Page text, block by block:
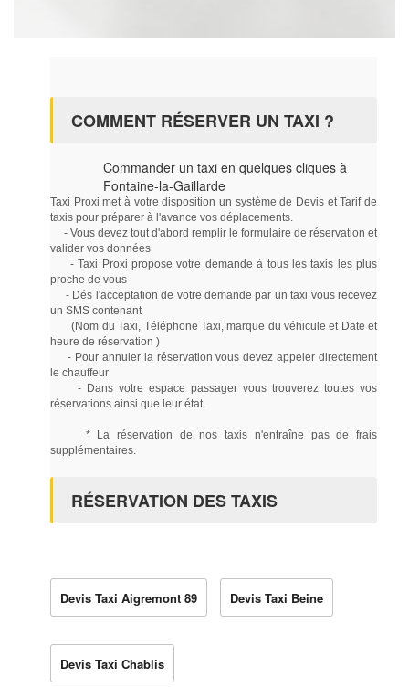
COMMENT RÉSERVER UN TAXI ?
Commander un taxi en quelques cliques à
Fontaine-la-Gaillarde
Taxi Proxi met à votre disposition un système de Devis et Tarif de
taxis pour préparer à l'avance vos déplacements.
- Vous devez tout d'abord remplir le formulaire de réservation et
valider vos données
- Taxi Proxi propose votre demande à tous les taxis les plus
proche de vous
- Dés l'acceptation de votre demande par un taxi vous recevez
un SMS contenant
(Nom du Taxi, Téléphone Taxi, marque du véhicule et Date et
heure de réservation )
- Pour annuler la réservation vous devez appeler directement
le chauffeur
- Dans votre espace passager vous trouverez toutes vos
réservations ainsi que leur état.
* La réservation de nos taxis n'entraîne pas de frais
supplémentaires.
RÉSERVATION DES TAXIS
Devis Taxi Aigremont 89 Devis Taxi Beine
Devis Taxi Chablis